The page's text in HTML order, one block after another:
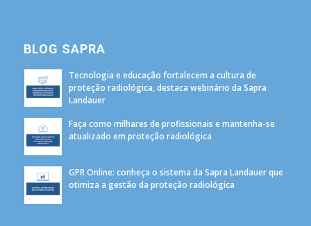
BLOG SAPRA
Tecnologia e educação fortalecem a cultura de
proteção radiológica, destaca webinário da Sapra
Landauer
Faça como milhares de profissionais e mantenha-se
atualizado em proteção radiológica
GPR Online: conheça o sistema da Sapra Landauer que
otimiza a gestão da proteção radiológica